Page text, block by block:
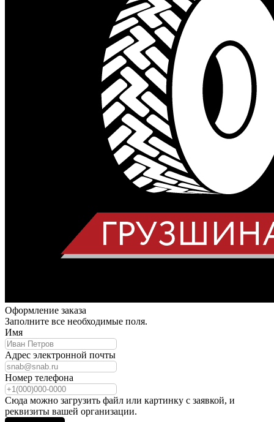
Оформление заказа
Заполните все необходимые поля.
Имя
Адрес электронной почты
Номер телефона
Сюда можно загрузить файл или картинку с заявкой, и
реквизиты вашей организации.